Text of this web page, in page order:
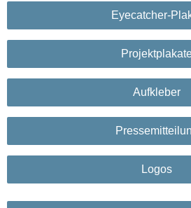
Eyecatcher-
Aufkleber
Logos